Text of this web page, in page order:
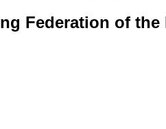
Federation of